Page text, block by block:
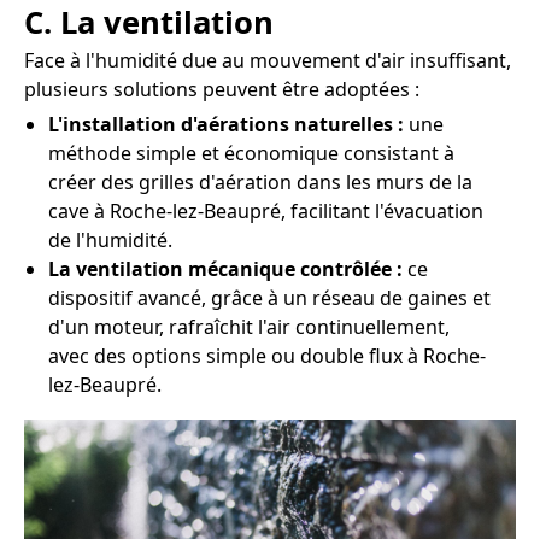
C. La ventilation
Face à l'humidité due au mouvement d'air insuffisant,
plusieurs solutions peuvent être adoptées :
L'installation d'aérations naturelles : une
méthode simple et économique consistant à
créer des grilles d'aération dans les murs de la
cave à Roche-lez-Beaupré, facilitant l'évacuation
de l'humidité.
La ventilation mécanique contrôlée : ce
dispositif avancé, grâce à un réseau de gaines et
d'un moteur, rafraîchit l'air continuellement,
avec des options simple ou double flux à Roche-
lez-Beaupré.